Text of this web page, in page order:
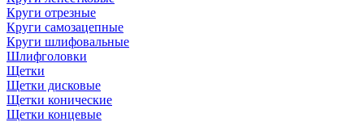
Круги отрезные
Круги самозацепные
Круги шлифовальные
Шлифголовки
Щетки
Щетки дисковые
Щетки конические
Щетки концевые